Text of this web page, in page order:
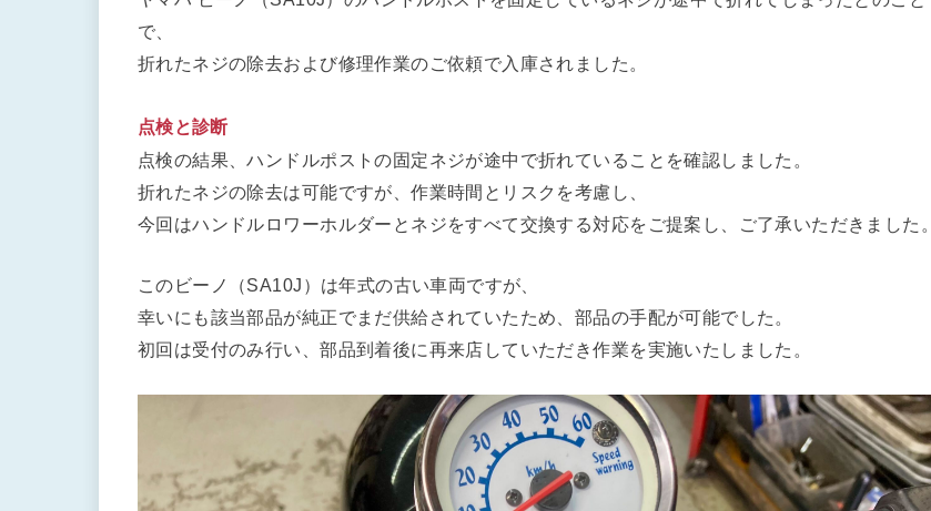
で、
折れたネジの除去および修理作業のご依頼で入庫されました。
点検と診断
点検の結果、ハンドルポストの固定ネジが途中で折れていることを確認しました。
折れたネジの除去は可能ですが、作業時間とリスクを考慮し、
今回はハンドルロワーホルダーとネジをすべて交換する対応をご提案し、ご了承いただきました。
このビーノ（SA10J）は年式の古い車両ですが、
幸いにも該当部品が純正でまだ供給されていたため、部品の手配が可能でした。
初回は受付のみ行い、部品到着後に再来店していただき作業を実施いたしました。